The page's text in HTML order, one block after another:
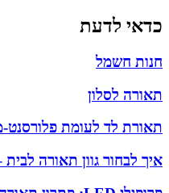
כדאי לדעת
חנות חשמל
תאורה לסלון
תאורת לד לעומת
איך לבחור גוון תאורה